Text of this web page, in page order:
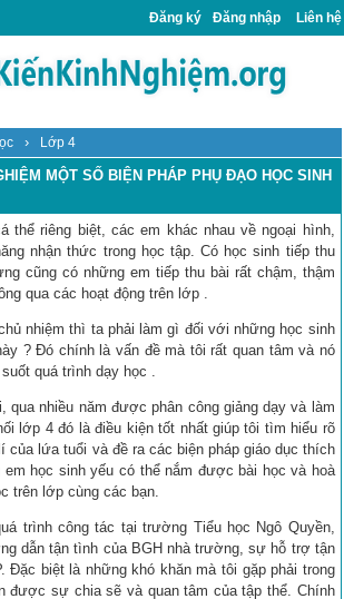
Đăng ký Đăng nhập Liên hệ
› Lớp 4
MỘT SỐ BIỆN PHÁP PHỤ ĐẠO HỌC SINH
thể riêng biệt, các em khác nhau về ngoại hình,
nhận thức trong học tập. Có học sinh tiếp thu
cũng có những em tiếp thu bài rất chậm, thậm
qua các hoạt động trên lớp .
nhiệm thì ta phải làm gì đối với những học sinh
? Đó chính là vấn đề mà tôi rất quan tâm và nó
quá trình dạy học .
qua nhiều năm được phân công giảng dạy và làm
lớp 4 đó là điều kiện tốt nhất giúp tôi tìm hiểu rõ
của lứa tuổi và đề ra các biện pháp giáo dục thích
em học sinh yếu có thể nắm được bài học và hoà
trên lớp cùng các bạn.
trình công tác tại trường Tiểu học Ngô Quyền,
dẫn tận tình của BGH nhà trường, sự hỗ trợ tận
Đặc biệt là những khó khăn mà tôi gặp phải trong
được sự chia sẽ và quan tâm của tập thể. Chính